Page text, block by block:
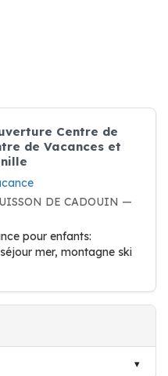
Centre de
de Vacances et
DE CADOUIN —
pour enfants:
mer, montagne ski